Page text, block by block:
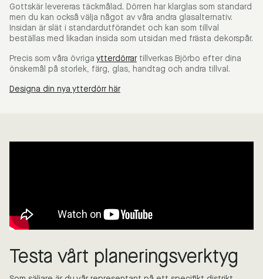
Gottskär levereras täckmålad. Dörren har klarglas som standard
men du kan också välja något av våra andra glasalternativ.
Insidan är slät i standardutförandet och kan som tillval
beställas med likadan insida som utsidan med frästa dekorspår.
Precis som våra övriga ytterdörrar tillverkas Björbo efter dina
önskemål på storlek, färg, glas, handtag och andra tillval.
Designa din nya ytterdörr här
Testa vårt planeringsverktyg